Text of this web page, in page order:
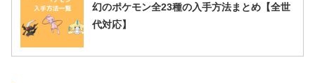
幻のポケモン全23種の入手方法まとめ【全世
代対応】